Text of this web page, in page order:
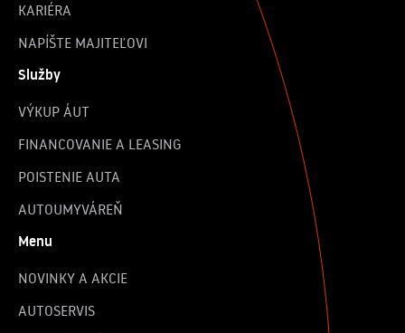
KARIÉRA
NAPÍŠTE MAJITEĽOVI
Služby
VÝKUP ÁUT
FINANCOVANIE A LEASING
POISTENIE AUTA
AUTOUMYVÁREŇ
Menu
NOVINKY A AKCIE
AUTOSERVIS